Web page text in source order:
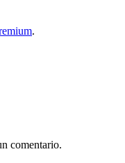
.
comentario.